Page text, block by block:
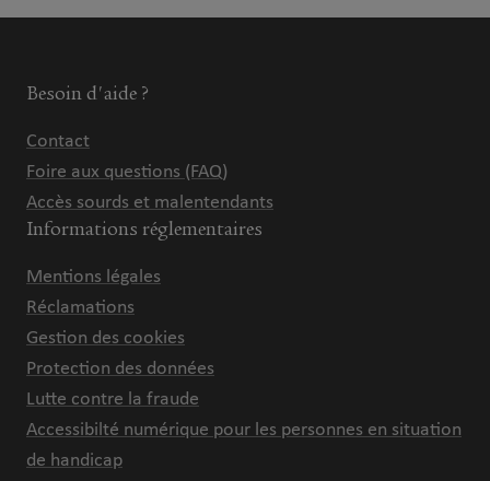
Besoin d'aide ?
Contact
Foire aux questions (FAQ)
Accès sourds et malentendants
Informations réglementaires
Mentions légales
Réclamations
Gestion des cookies
Protection des données
Lutte contre la fraude
Accessibilté numérique pour les personnes en situation
de handicap